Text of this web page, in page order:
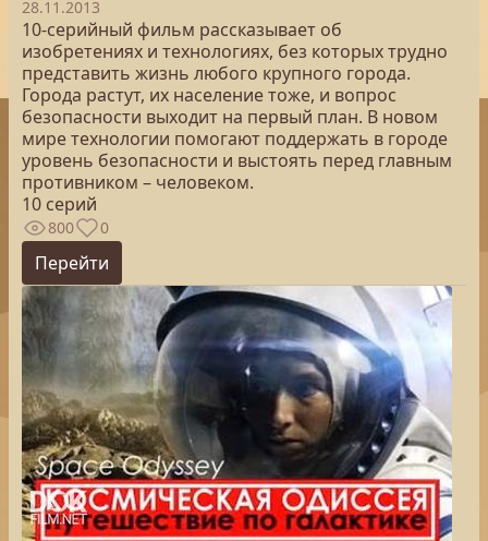
28.11.2013
10-серийный фильм рассказывает об
изобретениях и технологиях, без которых трудно
представить жизнь любого крупного города.
Города растут, их население тоже, и вопрос
безопасности выходит на первый план. В новом
мире технологии помогают поддержать в городе
уровень безопасности и выстоять перед главным
противником – человеком.
10 серий
800 0
Перейти